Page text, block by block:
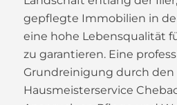
gepflegte Immobilien in
eine hohe Lebensqualität
zu garantieren. Eine
Grundreinigung durch den
Hausmeisterservice